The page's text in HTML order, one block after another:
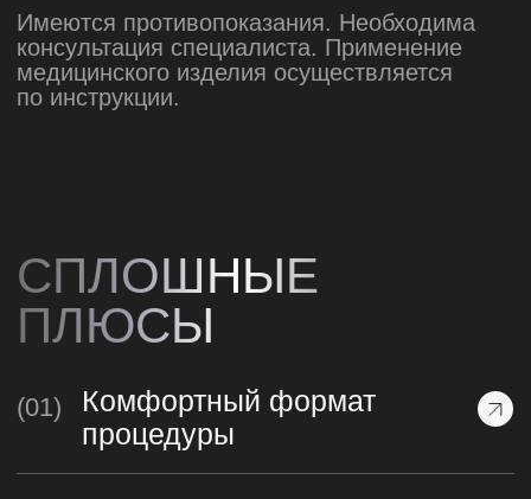
Действие холодной плазмы
атмосферного давления
аппарата PLADUO на
ткани человека
Новые технологии красоты